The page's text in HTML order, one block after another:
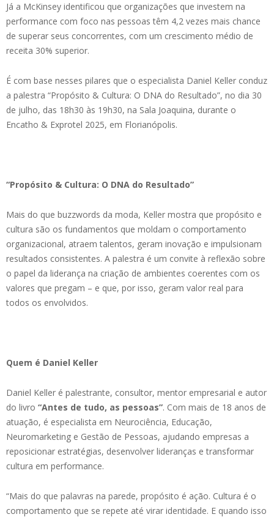
Já a McKinsey identificou que organizações que investem na
performance com foco nas pessoas têm 4,2 vezes mais chance
de superar seus concorrentes, com um crescimento médio de
receita 30% superior.
É com base nesses pilares que o especialista Daniel Keller conduz
a palestra “Propósito & Cultura: O DNA do Resultado”, no dia 30
de julho, das 18h30 às 19h30, na Sala Joaquina, durante o
Encatho & Exprotel 2025, em Florianópolis.
“Propósito & Cultura: O DNA do Resultado”
Mais do que buzzwords da moda, Keller mostra que propósito e
cultura são os fundamentos que moldam o comportamento
organizacional, atraem talentos, geram inovação e impulsionam
resultados consistentes. A palestra é um convite à reflexão sobre
o papel da liderança na criação de ambientes coerentes com os
valores que pregam – e que, por isso, geram valor real para
todos os envolvidos.
Quem é Daniel Keller
Daniel Keller é palestrante, consultor, mentor empresarial e autor
do livro “Antes de tudo, as pessoas”. Com mais de 18 anos de
atuação, é especialista em Neurociência, Educação,
Neuromarketing e Gestão de Pessoas, ajudando empresas a
reposicionar estratégias, desenvolver lideranças e transformar
cultura em performance.
“Mais do que palavras na parede, propósito é ação. Cultura é o
comportamento que se repete até virar identidade. E quando isso